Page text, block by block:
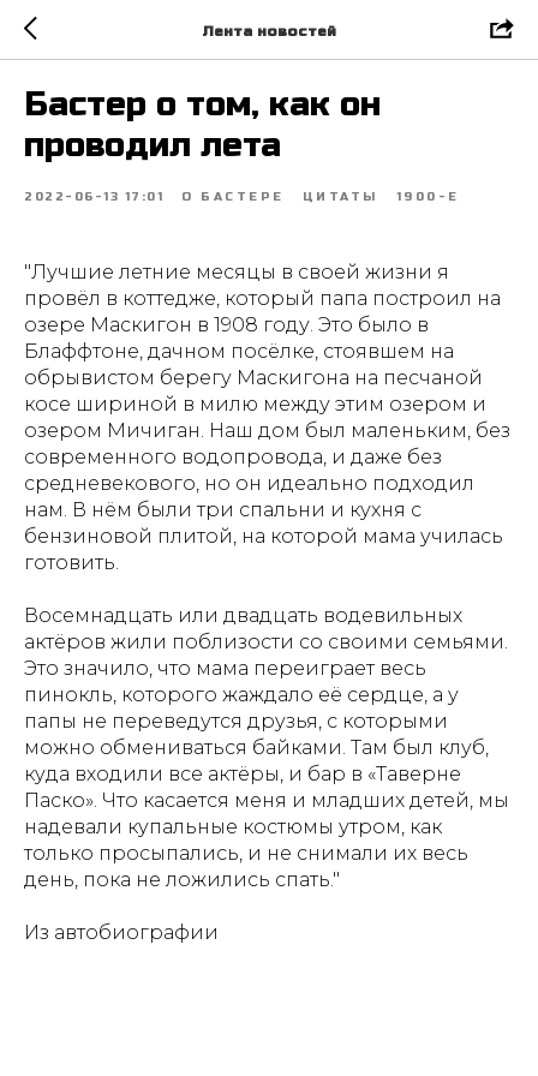
Лента новостей
Бастер о том, как он
проводил лета
2022-06-13 17:01 О БАСТЕРЕ ЦИТАТЫ 1900-Е
"Лучшие летние месяцы в своей жизни я
провёл в коттедже, который папа построил на
озере Маскигон в 1908 году. Это было в
Блаффтоне, дачном посёлке, стоявшем на
обрывистом берегу Маскигона на песчаной
косе шириной в милю между этим озером и
озером Мичиган. Наш дом был маленьким, без
современного водопровода, и даже без
средневекового, но он идеально подходил
нам. В нём были три спальни и кухня с
бензиновой плитой, на которой мама училась
готовить.
Восемнадцать или двадцать водевильных
актёров жили поблизости со своими семьями.
Это значило, что мама переиграет весь
пинокль, которого жаждало её сердце, а у
папы не переведутся друзья, с которыми
можно обмениваться байками. Там был клуб,
куда входили все актёры, и бар в «Таверне
Паско». Что касается меня и младших детей, мы
надевали купальные костюмы утром, как
только просыпались, и не снимали их весь
день, пока не ложились спать."
Из автобиографии